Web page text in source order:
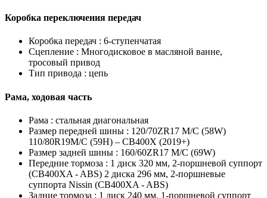
Коробка переключения передач
Коробка передач : 6-ступенчатая
Сцепление : Многодисковое в масляной ванне,
тросовый привод
Тип привода : цепь
Рама, ходовая часть
Рама : стальная диагональная
Размер передней шины : 120/70ZR17 M/C (58W)
110/80R19M/C (59H) – CB400X (2019+)
Размер задней шины : 160/60ZR17 M/C (69W)
Передние тормоза : 1 диск 320 мм, 2-поршневой суппорт
(CB400XA - ABS) 2 диска 296 мм, 2-поршневые
суппорта Nissin (CB400XA - ABS)
Задние тормоза : 1 диск 240 мм, 1-поршневой суппорт